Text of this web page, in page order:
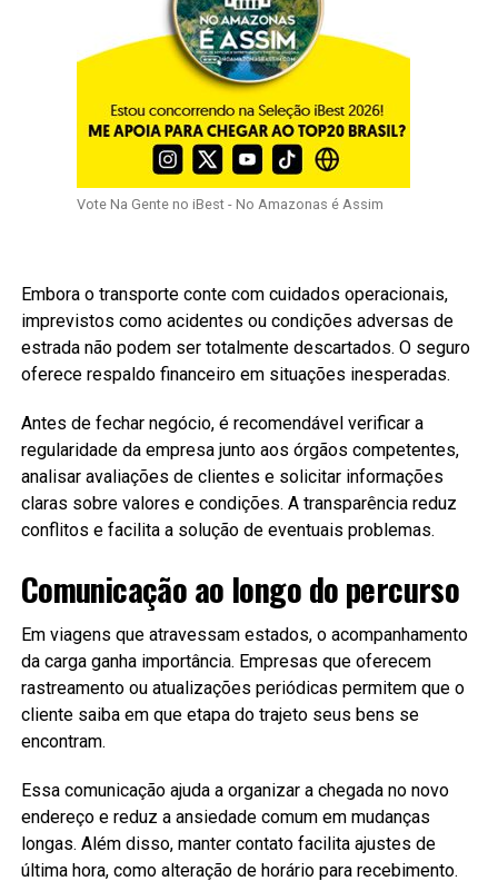
Vote Na Gente no iBest - No Amazonas é Assim
Embora o transporte conte com cuidados operacionais,
imprevistos como acidentes ou condições adversas de
estrada não podem ser totalmente descartados. O seguro
oferece respaldo financeiro em situações inesperadas.
Antes de fechar negócio, é recomendável verificar a
regularidade da empresa junto aos órgãos competentes,
analisar avaliações de clientes e solicitar informações
claras sobre valores e condições. A transparência reduz
conflitos e facilita a solução de eventuais problemas.
Comunicação ao longo do percurso
Em viagens que atravessam estados, o acompanhamento
da carga ganha importância. Empresas que oferecem
rastreamento ou atualizações periódicas permitem que o
cliente saiba em que etapa do trajeto seus bens se
encontram.
Essa comunicação ajuda a organizar a chegada no novo
endereço e reduz a ansiedade comum em mudanças
longas. Além disso, manter contato facilita ajustes de
última hora, como alteração de horário para recebimento.